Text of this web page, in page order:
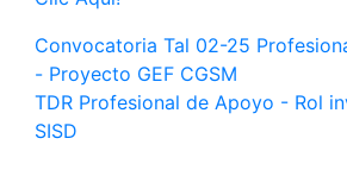
Convocatoria Tal 02-25
- Proyecto GEF CGSM
TDR Profesional de Apoyo - Rol
SISD